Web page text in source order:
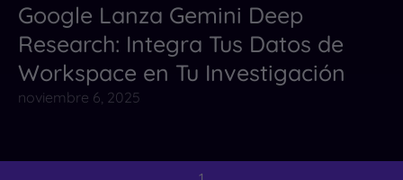
Noticias
Google Lanza Gemini Deep
Research: Integra Tus Datos de
Workspace en Tu Investigación
noviembre 6, 2025